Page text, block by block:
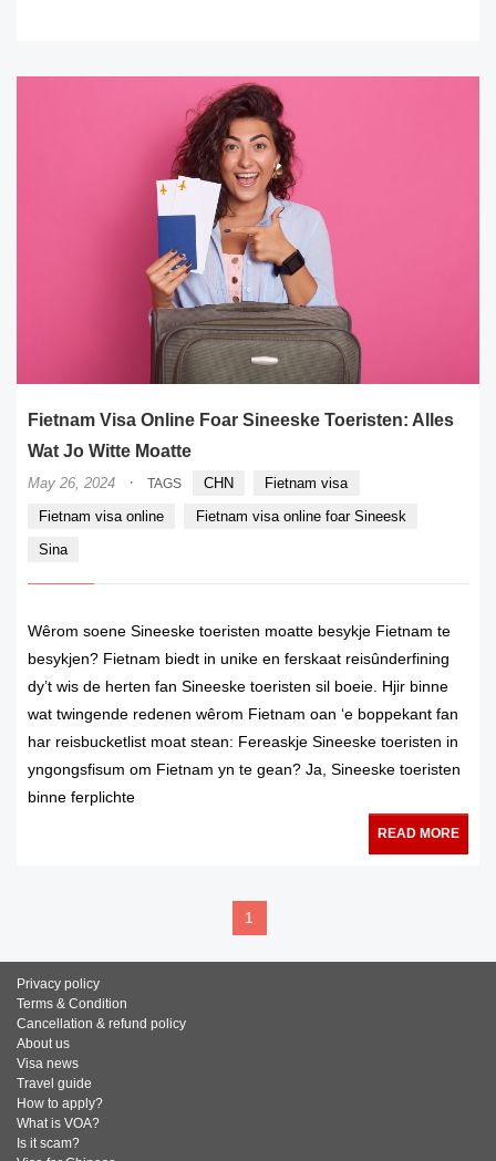
Fietnam Visa Online Foar Sineeske Toeristen: Alles
Wat Jo Witte Moatte
May 26, 2024 · TAGS CHN
Fietnam visa
Fietnam visa online
Fietnam visa online foar Sineesk
Sina
Wêrom soene Sineeske toeristen moatte besykje Fietnam te
besykjen? Fietnam biedt in unike en ferskaat reisûnderfining
dy’t wis de herten fan Sineeske toeristen sil boeie. Hjir binne
wat twingende redenen wêrom Fietnam oan ‘e boppekant fan
har reisbucketlist moat stean: Fereaskje Sineeske toeristen in
yngongsfisum om Fietnam yn te gean? Ja, Sineeske toeristen
binne ferplichte
READ MORE
1
Privacy policy
Terms & Condition
Cancellation & refund policy
About us
Visa news
Travel guide
How to apply?
What is VOA?
Is it scam?